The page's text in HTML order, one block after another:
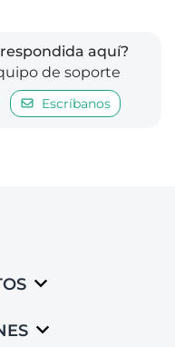
aquí?
de soporte
Escríbanos